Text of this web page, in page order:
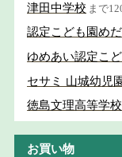
津田中学校 まで
認定こども園め
ゆめあい認定こ
セサミ 山城幼児
徳島文理高等学校
お買い物